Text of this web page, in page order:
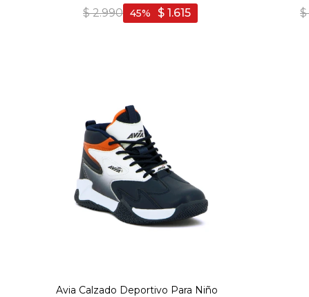
$ 2.990 $ 1.615
45 $
Avia Calzado Deportivo Para Niño